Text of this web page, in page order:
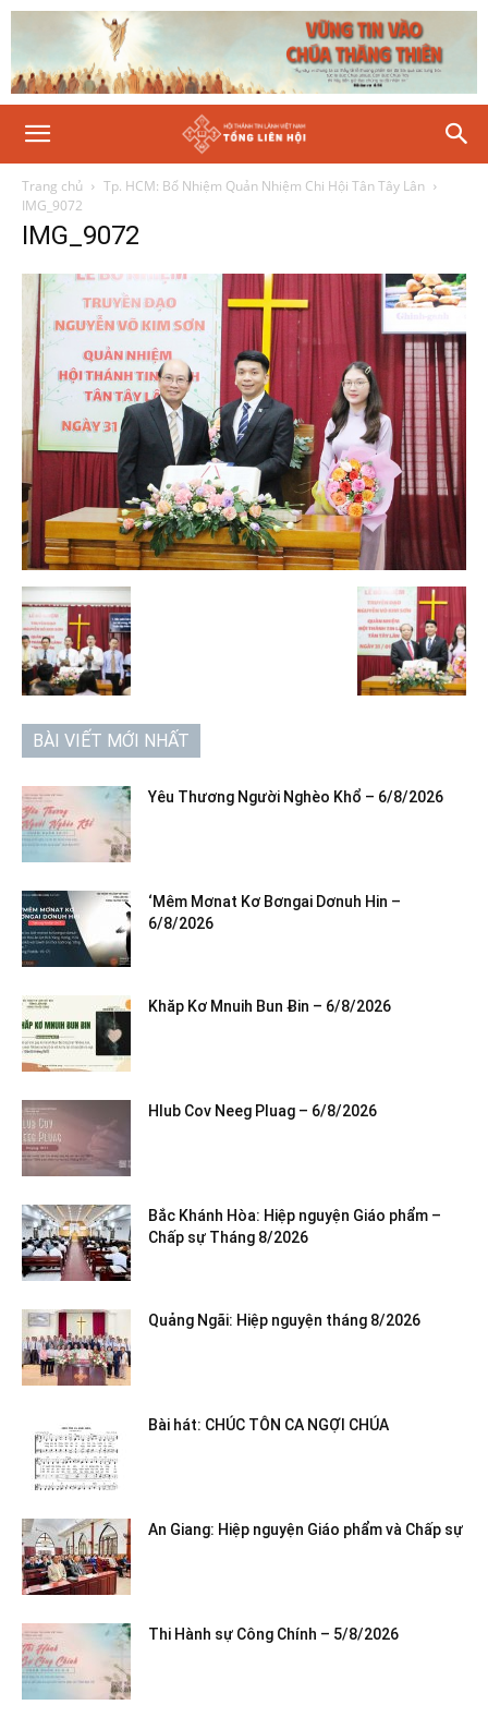
Trang chủ
Tp. HCM: Bổ Nhiệm Quản Nhiệm Chi Hội Tân Tây Lân
IMG_9072
IMG_9072
BÀI VIẾT MỚI NHẤT
Yêu Thương Người Nghèo Khổ – 6/8/2026
‘Mêm Mơnat Kơ Bơngai Dơnuh Hin –
6/8/2026
Khăp Kơ Mnuih Bun Ƀin – 6/8/2026
Hlub Cov Neeg Pluag – 6/8/2026
Bắc Khánh Hòa: Hiệp nguyện Giáo phẩm –
Chấp sự Tháng 8/2026
Quảng Ngãi: Hiệp nguyện tháng 8/2026
Bài hát: CHÚC TÔN CA NGỢI CHÚA
An Giang: Hiệp nguyện Giáo phẩm và Chấp sự
Thi Hành sự Công Chính – 5/8/2026